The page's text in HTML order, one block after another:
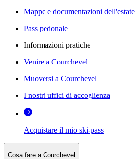
Mappe e documentazioni dell'estate
Pass pedonale
Informazioni pratiche
Venire a Courchevel
Muoversi a Courchevel
I nostri uffici di accoglienza
Acquistare il mio ski-pass
Cosa fare a Courchevel